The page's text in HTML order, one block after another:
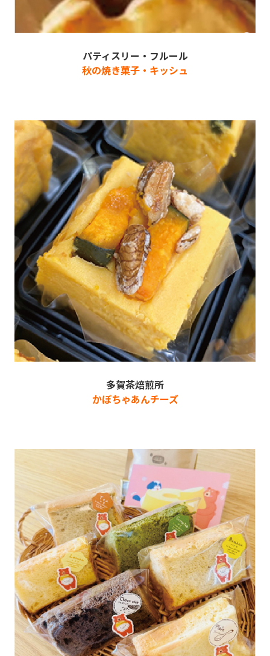
パティスリー・フルール
秋の焼き菓子・キッシュ
多賀茶焙煎所
かぼちゃあんチーズ